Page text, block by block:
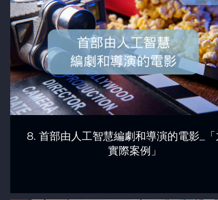
8. 首部由人工智慧編劇和導演的電影_
實際案例」